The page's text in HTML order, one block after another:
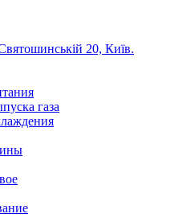
20, Київ.
газа